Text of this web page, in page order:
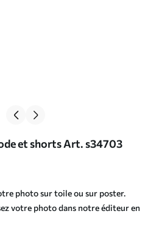
et shorts Art. s34703
photo sur toile ou sur poster.
votre photo dans notre éditeur en